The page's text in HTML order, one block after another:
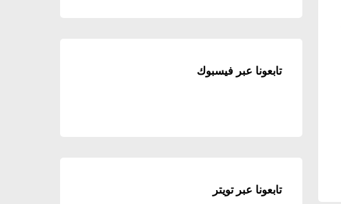
تابعونا عبر فيسبوك
تابعونا عبر تويتر